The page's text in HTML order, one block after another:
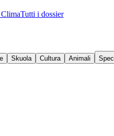
Tutti i dossier
Skuola Cultura Animali